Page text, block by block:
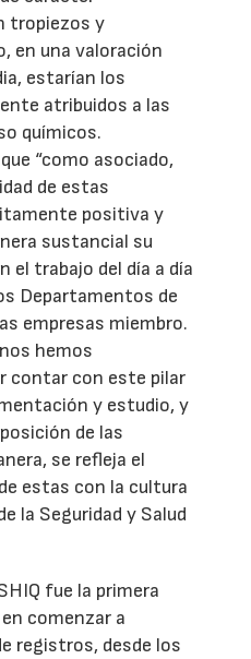
tropiezos y
en una valoración
estarían los
atribuidos a las
químicos.
“como asociado,
de estas
positiva y
sustancial su
el trabajo del día a día
Departamentos de
empresas miembro.
hemos
contar con este pilar
y estudio, y
de las
se refleja el
estas con la cultura
la Seguridad y Salud
fue la primera
comenzar a
registros, desde los